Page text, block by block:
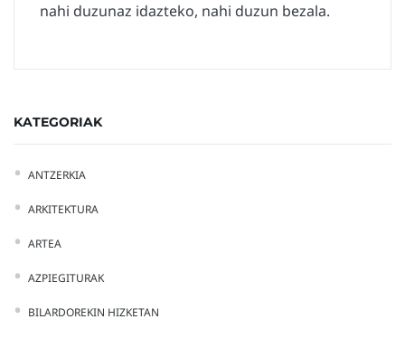
nahi duzunaz idazteko, nahi duzun bezala.
KATEGORIAK
ANTZERKIA
ARKITEKTURA
ARTEA
AZPIEGITURAK
BILARDOREKIN HIZKETAN